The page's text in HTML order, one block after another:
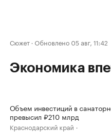
Сюжет · Обновлено 05 авг, 11:42
Экономика
Объем инвестиций в
превысил ₽210 млрд
Краснодарский край